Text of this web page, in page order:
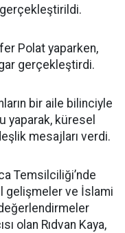
Polat yaparken,
gerçekleştirdi.
bir aile bilinciyle
yaparak, küresel
mesajları verdi.
Temsilciliği’nde
gelişmeler ve İslami
olan Rıdvan Kaya,